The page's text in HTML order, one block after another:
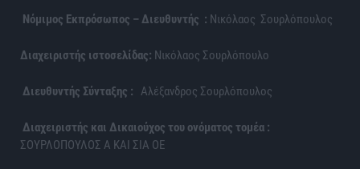
Νόμιμος Εκπρόσωπος – Διευθυντής : Νικόλαος Σουρλόπουλος
Διαχειριστής ιστοσελίδας: Νικόλαος Σουρλόπουλο
Διευθυντής Σύνταξης : Αλέξανδρος Σουρλόπουλος
Διαχειριστής και Δικαιούχος του ονόματος τομέα :
ΣΟΥΡΛΟΠΟΥΛΟΣ Α ΚΑΙ ΣΙΑ ΟΕ